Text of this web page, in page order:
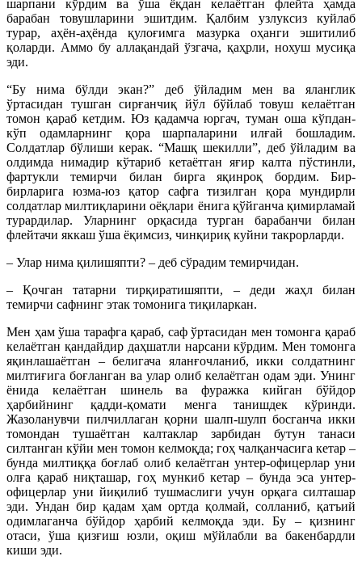
шарпани кўрдим ва ўша ёқдан келаётган флейта ҳамда
барабан товушларини эшитдим. Қалбим узлуксиз куйлаб
турар, аҳён-аҳёнда қулоғимга мазурка оҳанги эшитилиб
қоларди. Аммо бу аллақандай ўзгача, қаҳрли, нохуш мусиқа
эди.
“Бу нима бўлди экан?” деб ўйладим мен ва яланглик
ўртасидан тушган сирғанчиқ йўл бўйлаб товуш келаётган
томон қараб кетдим. Юз қадамча юргач, туман оша кўпдан-
кўп одамларнинг қора шарпаларини илғай бошладим.
Солдатлар бўлиши керак. “Машқ шекилли”, деб ўйладим ва
олдимда нимадир кўтариб кетаётган яғир калта пўстинли,
фартукли темирчи билан бирга яқинроқ бордим. Бир-
бирларига юзма-юз қатор сафга тизилган қора мундирли
солдатлар милтиқларини оёқлари ёнига қўйганча қимирламай
турардилар. Уларнинг орқасида турган барабанчи билан
флейтачи яккаш ўша ёқимсиз, чинқириқ куйни такрорларди.
– Улар нима қилишяпти? – деб сўрадим темирчидан.
– Қочган татарни тирқиратишяпти, – деди жаҳл билан
темирчи сафнинг этак томонига тиқиларкан.
Мен ҳам ўша тарафга қараб, саф ўртасидан мен томонга қараб
келаётган қандайдир даҳшатли нарсани кўрдим. Мен томонга
яқинлашаётган – белигача яланғочланиб, икки солдатнинг
милтиғига боғланган вa улар олиб келаётган одам эди. Унинг
ёнида келаётган шинель ва фуражка кийган бўйдор
ҳарбийнинг қадди-қомати менга танишдек кўринди.
Жазоланувчи пилчиллаган қорни шалп-шулп босганча икки
томондан тушаётган калтаклар зарбидан бутун танаси
силтанган кўйи мен томон келмоқда; гоҳ чалқанчасига кетар –
бунда милтиққа боғлаб олиб келаётган унтер-офицерлар уни
олға қараб ниқташар, гоҳ мункиб кетар – бунда эса унтер-
офицерлар уни йиқилиб тушмаслиги учун орқага силташар
эди. Ундан бир қадам ҳам ортда қолмай, солланиб, қатъий
одимлаганча бўйдор ҳарбий келмоқда эди. Бу – қизнинг
отаси, ўша қизғиш юзли, оқиш мўйлабли ва бакенбардли
киши эди.